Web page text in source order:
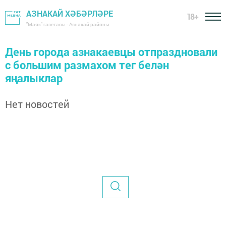
АЗНАКАЙ ХӘБӘРЛӘРЕ
"Маяк" газетасы - Азнакай районы
18+
День города азнакаевцы отпраздновали
с большим размахом тег белән
яңалыклар
Нет новостей